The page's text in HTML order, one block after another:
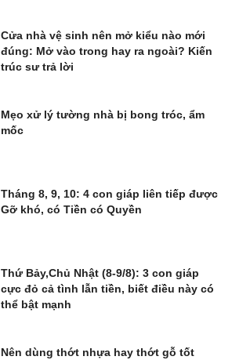
Cửa nhà vệ sinh nên mở kiểu nào mới
đúng: Mở vào trong hay ra ngoài? Kiến
trúc sư trả lời
Mẹo xử lý tường nhà bị bong tróc, ẩm
mốc
Tháng 8, 9, 10: 4 con giáp liên tiếp được
Gỡ khó, có Tiền có Quyền
Thứ Bảy,Chủ Nhật (8-9/8): 3 con giáp
cực đỏ cả tình lẫn tiền, biết điều này có
thể bật mạnh
Nên dùng thớt nhựa hay thớt gỗ tốt